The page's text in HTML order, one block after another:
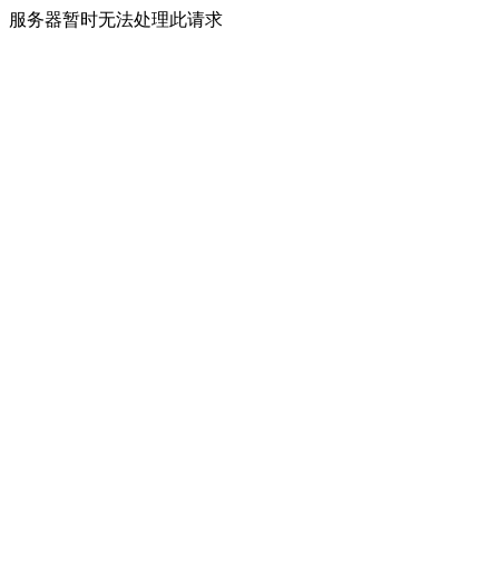
服务器暂时无法处理此请求